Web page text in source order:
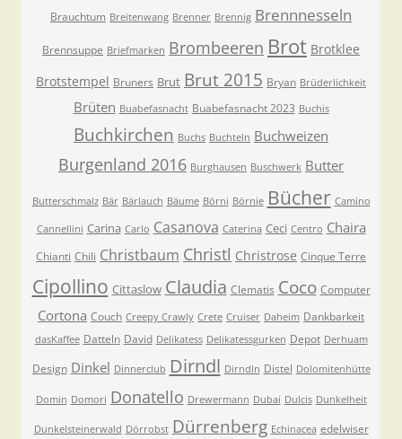
Brauchtum Breitenwang Brenner Brennig Brennnesseln
Brennsuppe Briefmarken Brombeeren Brot Brotklee
Brotstempel Bruners Brut Brut 2015 Bryan Brüderlichkeit
Brüten Buabefasnacht Buabefasnacht 2023 Buchis
Buchkirchen Buchs Buchteln Buchweizen
Burgenland 2016 Burghausen Buschwerk Butter
Butterschmalz Bär Bärlauch Bäume Börni Börnie Bücher Camino
Cannellini Carina Carlo Casanova Caterina Ceci Centro Chaira
Chianti Chili Christbaum Christl Christrose Cinque Terre
Cipollino Cittaslow Claudia Clematis Coco Computer
Cortona Couch Creepy Crawly Crete Cruiser Daheim Dankbarkeit
dasKaffee Datteln David Delikatess Delikatessgurken Depot Derhuam
Design Dinkel Dinnerclub Dirndl Dirndln Distel Dolomitenhütte
Domin Domori Donatello Drewermann Dubai Dulcis Dunkelheit
Dunkelsteinerwald Dörrobst Dürrenberg Echinacea edelwiser